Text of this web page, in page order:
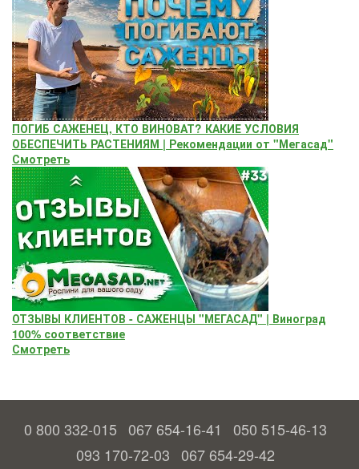
ПОГИБ САЖЕНЕЦ, КТО ВИНОВАТ? КАКИЕ УСЛОВИЯ
ОБЕСПЕЧИТЬ РАСТЕНИЯМ | Рекомендации от "Мегасад"
Смотреть
ОТЗЫВЫ КЛИЕНТОВ - САЖЕНЦЫ "МЕГАСАД" | Виноград
100% соответствие
Смотреть
0 800 332-015 067 654-16-41
050 515-46-13
093 170-72-03 067 654-29-42